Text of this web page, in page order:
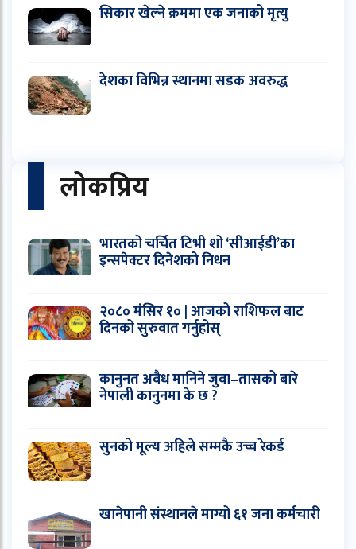
सिकार खेल्ने क्रममा एक जनाको मृत्यु
देशका विभिन्न स्थानमा सडक अवरुद्ध
लोकप्रिय
भारतको चर्चित टिभी शो ‘सीआईडी’का
इन्सपेक्टर दिनेशको निधन
२०८० मंसिर १० | आजको राशिफल बाट
दिनको सुरुवात गर्नुहोस्
कानुनत अवैध मानिने जुवा–तासको बारे
नेपाली कानुनमा के छ ?
सुनको मूल्य अहिले सम्मकै उच्च रेकर्ड
खानेपानी संस्थानले माग्यो ६१ जना कर्मचारी